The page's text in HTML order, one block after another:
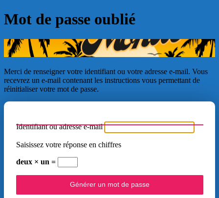
Mot de passe oublié
Merci de renseigner votre identifiant ou votre adresse e-mail. Vous
recevrez un e-mail contenant les instructions vous permettant de
réinitialiser votre mot de passe.
Identifiant ou adresse e-mail
Saisissez votre réponse en chiffres
deux × un =